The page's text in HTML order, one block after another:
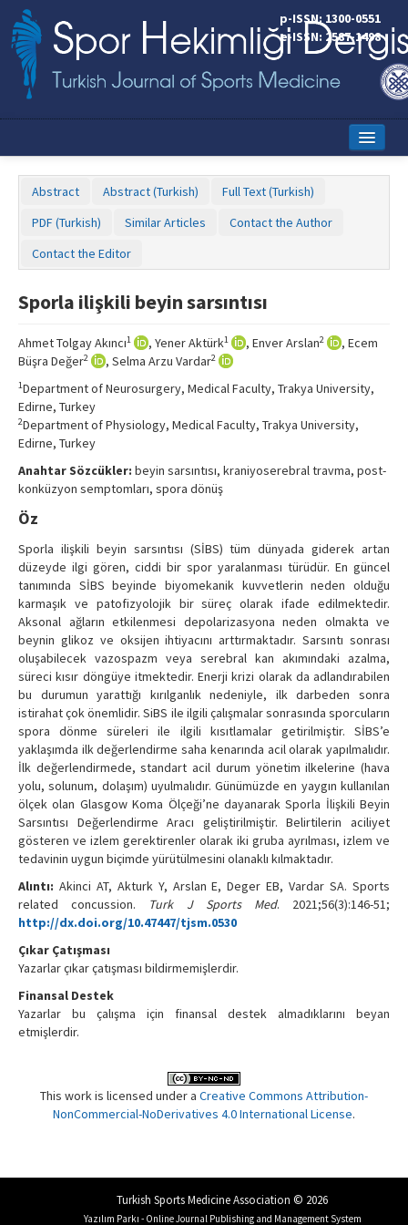
p-ISSN: 1300-0551
e-ISSN: 2587-1498
Editorial Board
Instructions to Authors
Copyright Transfer Form
Contact Us
Abstract Abstract (Turkish)
Full Text (Turkish)
PDF (Turkish)
Similar Articles
Contact the Author
Contact the Editor
Sporla ilişkili beyin sarsıntısı
Ahmet Tolgay Akıncı1 , Yener Aktürk1 , Enver Arslan2
, Ecem
Büşra Değer2 , Selma Arzu Vardar2
1Department of Neurosurgery, Medical Faculty, Trakya University,
Edirne, Turkey
2Department of Physiology, Medical Faculty, Trakya University,
Edirne, Turkey
Anahtar Sözcükler: beyin sarsıntısı, kraniyoserebral travma, post-
konküzyon semptomları, spora dönüş
Öz
Sporla ilişkili beyin sarsıntısı (SİBS) tüm dünyada giderek artan
düzeyde ilgi gören, ciddi bir spor yaralanması türüdür. En güncel
tanımında SİBS beyinde biyomekanik kuvvetlerin neden olduğu
karmaşık ve patofizyolojik bir süreç olarak ifade edilmektedir.
Aksonal ağların etkilenmesi depolarizasyona neden olmakta ve
beynin glikoz ve oksijen ihtiyacını arttırmaktadır. Sarsıntı sonrası
oluşabilecek vazospazm veya serebral kan akımındaki azalma,
süreci kısır döngüye itmektedir. Enerji krizi olarak da adlandırabilen
bu durumun yarattığı kırılganlık nedeniyle, ilk darbeden sonra
istirahat çok önemlidir. SiBS ile ilgili çalışmalar sonrasında sporcuların
spora dönme süreleri ile ilgili kısıtlamalar getirilmiştir. SİBS’e
yaklaşımda ilk değerlendirme saha kenarında acil olarak yapılmalıdır.
İlk değerlendirmede, standart acil durum yönetim ilkelerine (hava
yolu, solunum, dolaşım) uyulmalıdır. Günümüzde en yaygın kullanılan
ölçek olan Glasgow Koma Ölçeği’ne dayanarak Sporla İlişkili Beyin
Sarsıntısı Değerlendirme Aracı geliştirilmiştir. Belirtilerin aciliyet
gösteren ve izlem gerektirenler olarak iki gruba ayrılması, izlem ve
tedavinin uygun biçimde yürütülmesini olanaklı kılmaktadır.
Alıntı: Akinci AT, Akturk Y, Arslan E, Deger EB, Vardar SA. Sports
related concussion. Turk J Sports Med. 2021;56(3):146-51;
http://dx.doi.org/10.47447/tjsm.0530
Çıkar Çatışması
Yazarlar çıkar çatışması bildirmemişlerdir.
Finansal Destek
Yazarlar bu çalışma için finansal destek almadıklarını beyan
etmişlerdir.
This work is licensed under a Creative Commons Attribution-
NonCommercial-NoDerivatives 4.0 International License.
Turkish Sports Medicine Association © 2026
Yazılım Parkı - Online Journal Publishing and Management System